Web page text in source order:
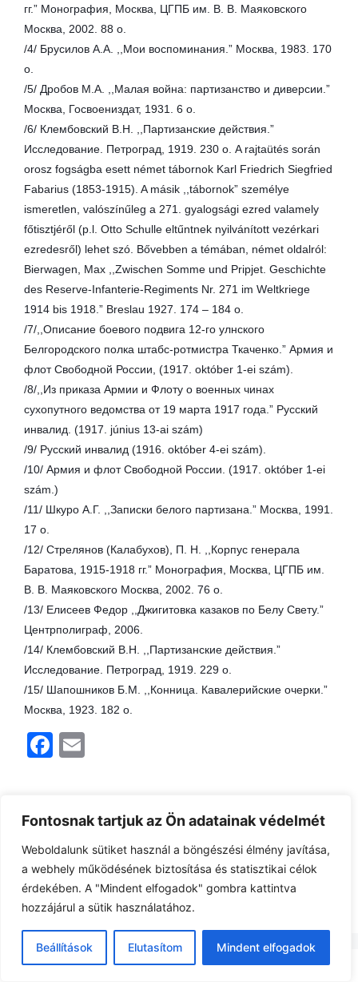
Fontosnak tartjuk az Ön adatainak védelmét
Weboldalunk sütiket használ a böngészési élmény javítása,
a webhely működésének biztosítása és statisztikai célok
érdekében. A "Mindent elfogadok" gombra kattintva
hozzájárul a sütik használatához.
Beállítások Elutasítom Mindent elfogadok
гг.” Mонография, Москва, ЦГПБ им. В. В. Маяковского
Москва, 2002. 88 o.
/4/ Брусилов А.А. ,,Мои воспоминания.” Москва, 1983. 170
о.
/5/ Дробов М.А. ,,Малая война: партизанство и диверсии.”
Москва, Госвоениздат, 1931. 6 o.
/6/ Клембовский В.Н. ,,Партизанские действия.”
Исследование. Петроград, 1919. 230 о. A rajtaütés során
orosz fogságba esett német tábornok Karl Friedrich Siegfried
Fabarius (1853-1915). A másik ,,tábornok” személye
ismeretlen, valószínűleg a 271. gyalogsági ezred valamely
főtisztjéről (p.l. Otto Schulle eltűntnek nyilvánított vezérkari
ezredesről) lehet szó. Bővebben a témában, német oldalról:
Bierwagen, Max ,,Zwischen Somme und Pripjet. Geschichte
des Reserve-Infanterie-Regiments Nr. 271 im Weltkriege
1914 bis 1918.” Breslau 1927. 174 – 184 o.
/7/,,Описание боевого подвига 12-го улнского
Белгородского полка штабс-ротмистра Ткаченко.” Армия и
флот Свободной России, (1917. október 1-ei szám).
/8/,,Из приказа Армии и Флоту о военных чинах
сухопутного ведомства от 19 марта 1917 года.” Русский
инвалид. (1917. június 13-ai szám)
/9/ Русский инвалид (1916. október 4-ei szám).
/10/ Армия и флот Свободной России. (1917. október 1-ei
szám.)
/11/ Шкуро А.Г. ,,Записки белого партизана.” Москва, 1991.
17 о.
/12/ Стрелянов (Калабухов), П. Н. ,,Корпус генерала
Баратова, 1915-1918 гг.” Mонография, Москва, ЦГПБ им.
В. В. Маяковского Москва, 2002. 76 o.
/13/ Елисеев Федор ,,Джигитовка казаков по Белу Свету.”
Центрполиграф, 2006.
/14/ Клембовский В.Н. ,,Партизанские действия.”
Исследование. Петроград, 1919. 229 о.
/15/ Шапошников Б.М. ,,Конница. Кавалерийские очерки.”
Москва, 1923. 182 о.
F
e
b
o
o
k
l
Különleges rendeltetésű és státuszú orosz
alakulatok az első világháborúban – 7. rész
Kétszázalékos Alekszej – a Nyugat
kedvence